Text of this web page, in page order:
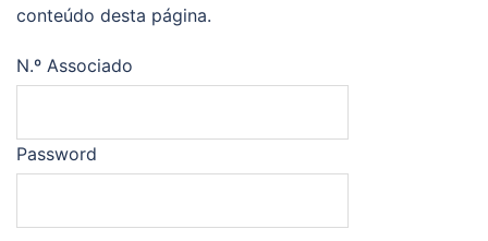
conteúdo desta página.
N.º Associado
Password